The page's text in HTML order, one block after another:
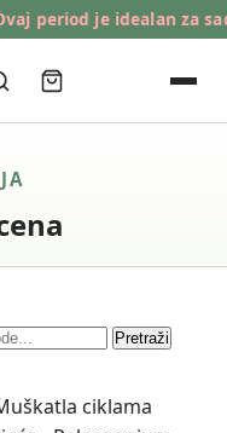
period je idealan za
Pretraži